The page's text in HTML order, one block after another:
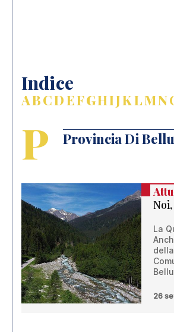
Indice
ABCDEFGHIJKLMN
P Provincia Di
La
26